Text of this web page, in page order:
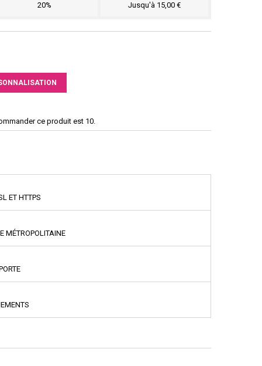
20% Jusqu'à 15,00 €
ce produit est 10.
ET HTTPS
MÉTROPOLITAINE